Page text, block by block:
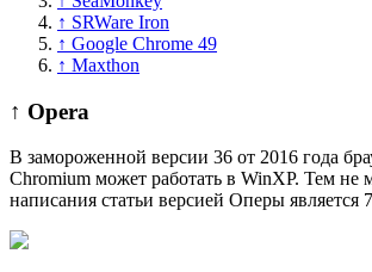
↑ SRWare Iron
↑ Google Chrome 49
↑ Maxthon
↑ Opera
В замороженной версии 36 от 2016 года
Chromium может работать в WinXP. Тем не
написания статьи версией Оперы является